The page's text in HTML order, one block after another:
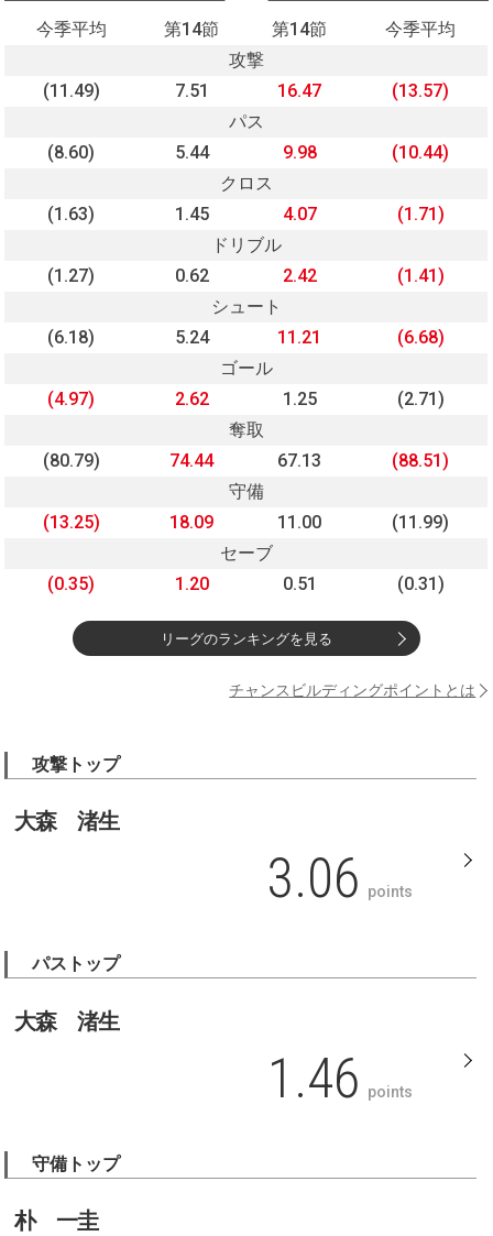
今季平均 第14節 第14節
今季平均
攻撃
(11.49)
7.51 16.47
(13.57)
パス
(8.60)
5.44 9.98
(10.44)
クロス
(1.63)
1.45 4.07
(1.71)
ドリブル
(1.27)
0.62 2.42
(1.41)
シュート
(6.18)
5.24 11.21
(6.68)
ゴール
(4.97)
2.62 1.25
(2.71)
奪取
(80.79)
74.44 67.13
(88.51)
守備
(13.25)
18.09 11.00
(11.99)
セーブ
(0.35)
1.20 0.51 (0.31)
リーグのランキングを見る
チャンスビルディングポイントとは
攻撃トップ
大森 渚生
3.06 points
パストップ
大森 渚生
1.46 points
守備トップ
朴 一圭